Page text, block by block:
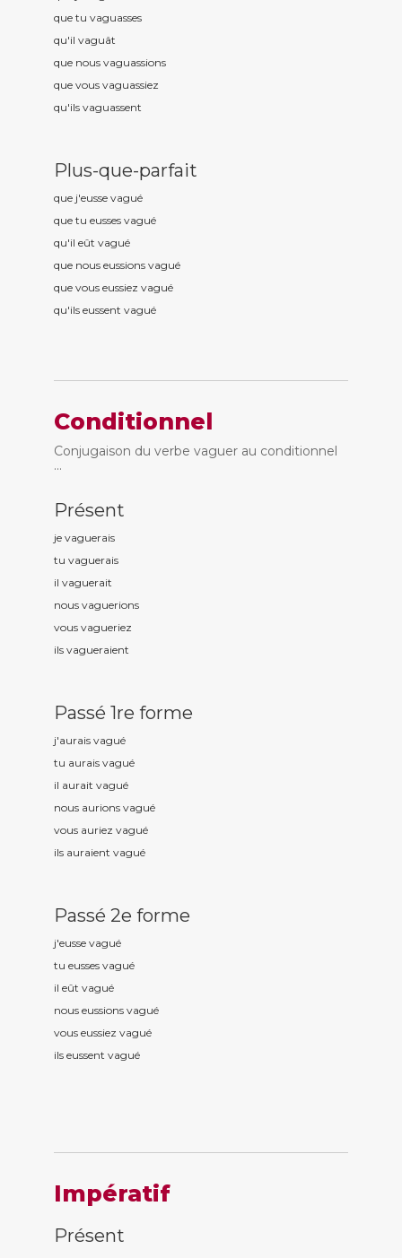
que tu vaguasses
qu'il vaguât
que nous vaguassions
que vous vaguassiez
qu'ils vaguassent
Plus-que-parfait
que j'eusse vagué
que tu eusses vagué
qu'il eût vagué
que nous eussions vagué
que vous eussiez vagué
qu'ils eussent vagué
Conditionnel
Conjugaison du verbe vaguer au conditionnel
...
Présent
je vaguerais
tu vaguerais
il vaguerait
nous vaguerions
vous vagueriez
ils vagueraient
Passé 1re forme
j'aurais vagué
tu aurais vagué
il aurait vagué
nous aurions vagué
vous auriez vagué
ils auraient vagué
Passé 2e forme
j'eusse vagué
tu eusses vagué
il eût vagué
nous eussions vagué
vous eussiez vagué
ils eussent vagué
Impératif
Présent